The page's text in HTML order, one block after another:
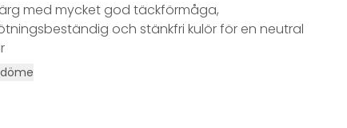
med mycket god täckförmåga,
och stänkfri kulör för en neutral